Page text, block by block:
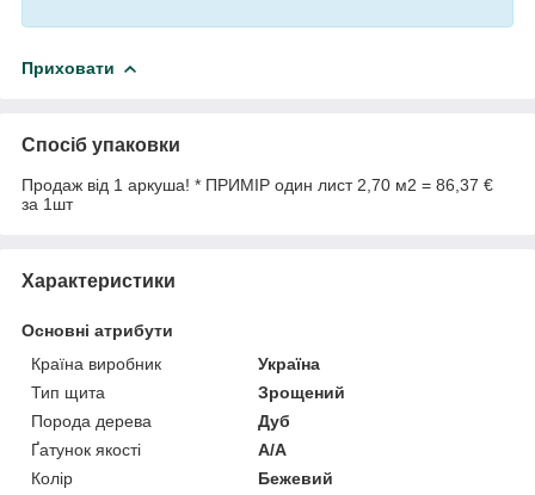
Приховати
Спосіб упаковки
Продаж від 1 аркуша! * ПРИМІР один лист 2,70 м2 = 86,37 €
за 1шт
Характеристики
Основні атрибути
Країна виробник
Україна
Тип щита
Зрощений
Порода дерева
Дуб
Ґатунок якості
А/А
Колір
Бежевий